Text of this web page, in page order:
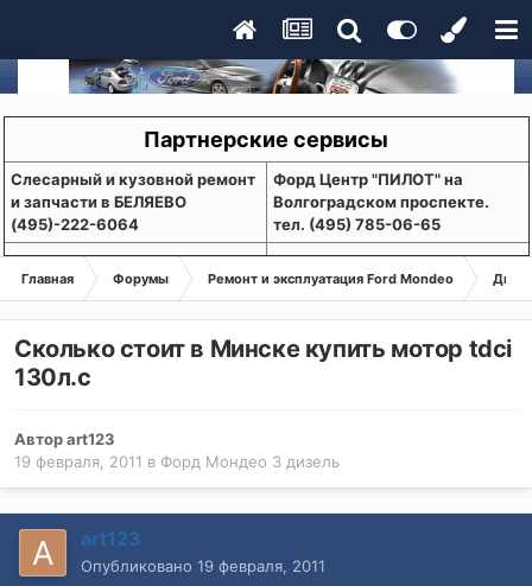
Партнерские сервисы
Слесарный и кузовной ремонт
и запчасти в БЕЛЯЕВО
(495)-222-6064
Форд Центр "ПИЛОТ" на
Волгоградском проспекте.
тел. (495) 785-06-65
Главная Форумы Ремонт и эксплуатация Ford Mondeo
Сколько стоит в Минске купить мотор tdci
130л.с
Авторart123
19 февраля, 2011 в Форд Мондео 3 дизель
art123
Опубликовано 19 февраля, 2011